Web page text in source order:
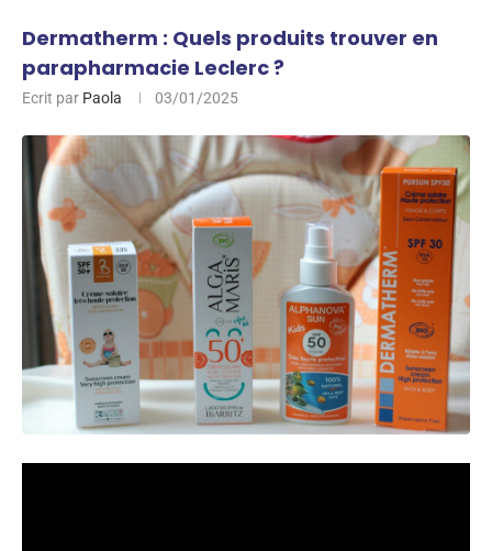
Dermatherm : Quels produits trouver en
parapharmacie Leclerc ?
Ecrit par Paola 03/01/2025